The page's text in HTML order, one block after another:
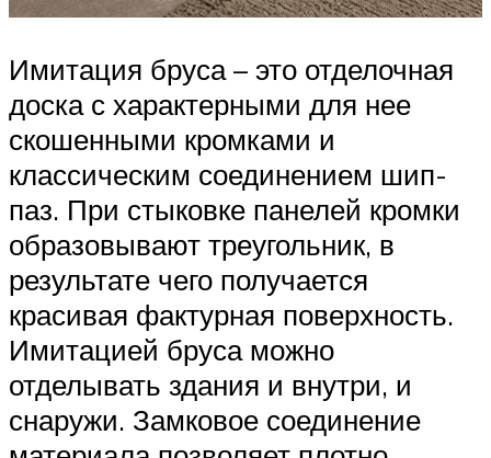
Имитация бруса – это отделочная
доска с характерными для нее
скошенными кромками и
классическим соединением шип-
паз. При стыковке панелей кромки
образовывают треугольник, в
результате чего получается
красивая фактурная поверхность.
Имитацией бруса можно
отделывать здания и внутри, и
снаружи. Замковое соединение